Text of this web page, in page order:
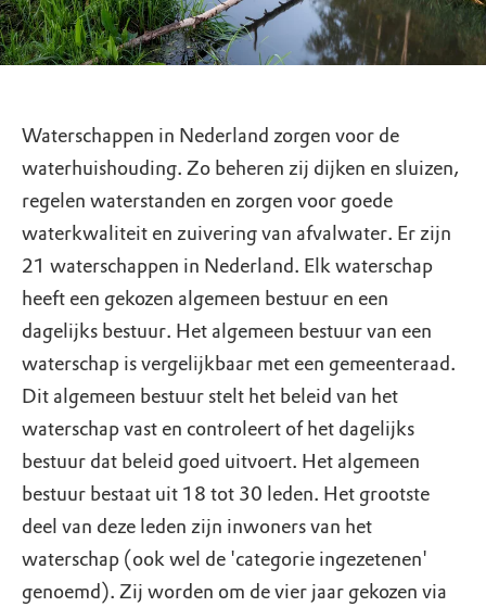
Waterschappen in Nederland zorgen voor de
waterhuishouding. Zo beheren zij dijken en sluizen,
regelen waterstanden en zorgen voor goede
waterkwaliteit en zuivering van afvalwater. Er zijn
21 waterschappen in Nederland. Elk waterschap
heeft een gekozen algemeen bestuur en een
dagelijks bestuur. Het algemeen bestuur van een
waterschap is vergelijkbaar met een gemeenteraad.
Dit algemeen bestuur stelt het beleid van het
waterschap vast en controleert of het dagelijks
bestuur dat beleid goed uitvoert. Het algemeen
bestuur bestaat uit 18 tot 30 leden. Het grootste
deel van deze leden zijn inwoners van het
waterschap (ook wel de 'categorie ingezetenen'
genoemd). Zij worden om de vier jaar gekozen via